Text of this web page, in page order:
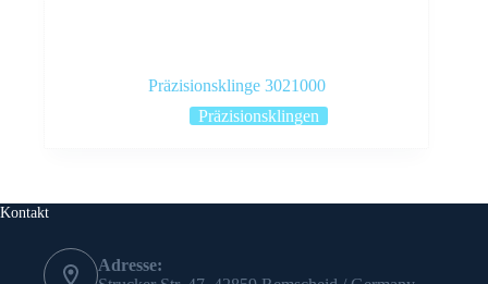
Präzisionsklinge 3021000
Präzisionsklingen
Kontakt
Adresse: